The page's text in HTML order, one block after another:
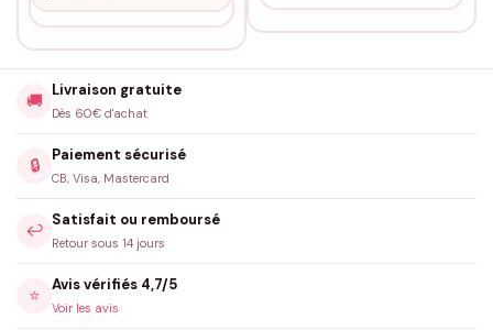
🚚
Livraison gratuite
Dès 60€ d'achat
🔒
Paiement sécurisé
CB, Visa, Mastercard
↩️
Satisfait ou remboursé
Retour sous 14 jours
⭐
Avis vérifiés 4,7/5
Voir les avis